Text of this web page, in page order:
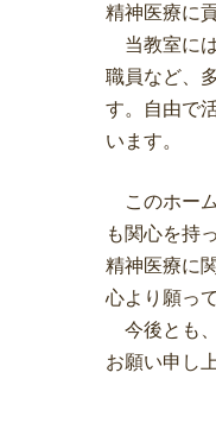
精神医療に
当教室に
職員など、
す。自由で
います。
このホー
も関心を持
精神医療に
心より願っ
今後とも
お願い申し